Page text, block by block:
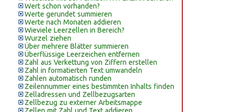
Wert schon vorhanden?
Werte gerundet summieren
Werte nach Monaten addieren
Wieviele Leerzellen in Bereich?
Wurzel ziehen
Über mehrere Blätter summieren
Überflüssige Leerzeichen entfernen
Zahl aus Verkettung von Ziffern erstellen
Zahl in formatierten Text umwandeln
Zahlen automatisch runden
Zeilennummer eines bestimmten Inhalts finden
Zelladressen und Zellbezugsarten
Zellbezug zu externer Arbeitsmappe